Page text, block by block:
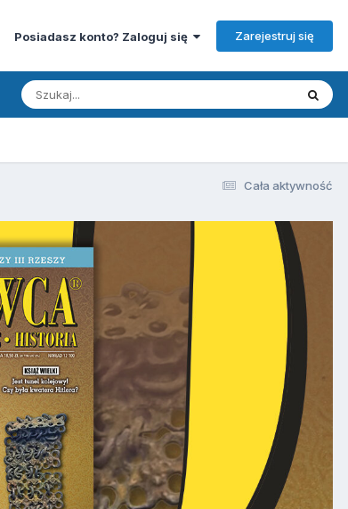
Posiadasz konto? Zaloguj się Zarejestruj się
Cała aktywność